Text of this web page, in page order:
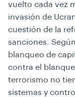
vuelto cada vez
invasión de
cuestión de la
sanciones.
blanqueo de
contra el
terrorismo no
sistemas y